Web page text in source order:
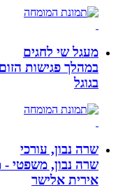
מעגל שי לחגים
במהלך פגישות
בגוגל
שרה נבון, עורכי
שרה נבון, משפטי -
אירית אלישר